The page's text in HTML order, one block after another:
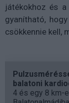
játékokhoz és
gyanítható,
csökkennie kell,
balatoni
4 és egy 8 km-